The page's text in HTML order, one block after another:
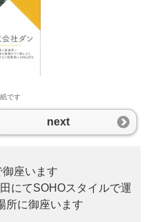
です
next
座います
にてSOHOスタイルで運
所に御座います